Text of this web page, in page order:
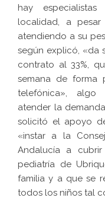
hay
localidad, a
atendiendo a su
según explicó, «da
contrato al 33%,
semana de forma
telefónica», algo
atender la
solicitó el apoyo
«instar a la
Andalucía a
pediatría de
familia y a que se
todos los niños tal